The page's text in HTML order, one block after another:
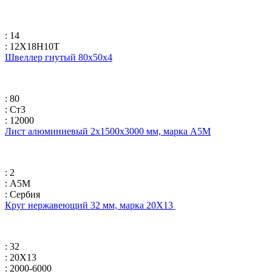
: 14
: 12Х18Н10Т
Швеллер гнутый 80x50x4
: 80
: Ст3
: 12000
Лист алюминиевый 2х1500х3000 мм, марка А5М
: 2
: А5М
: Сербия
Круг нержавеющий 32 мм, марка 20Х13
: 32
: 20Х13
: 2000-6000